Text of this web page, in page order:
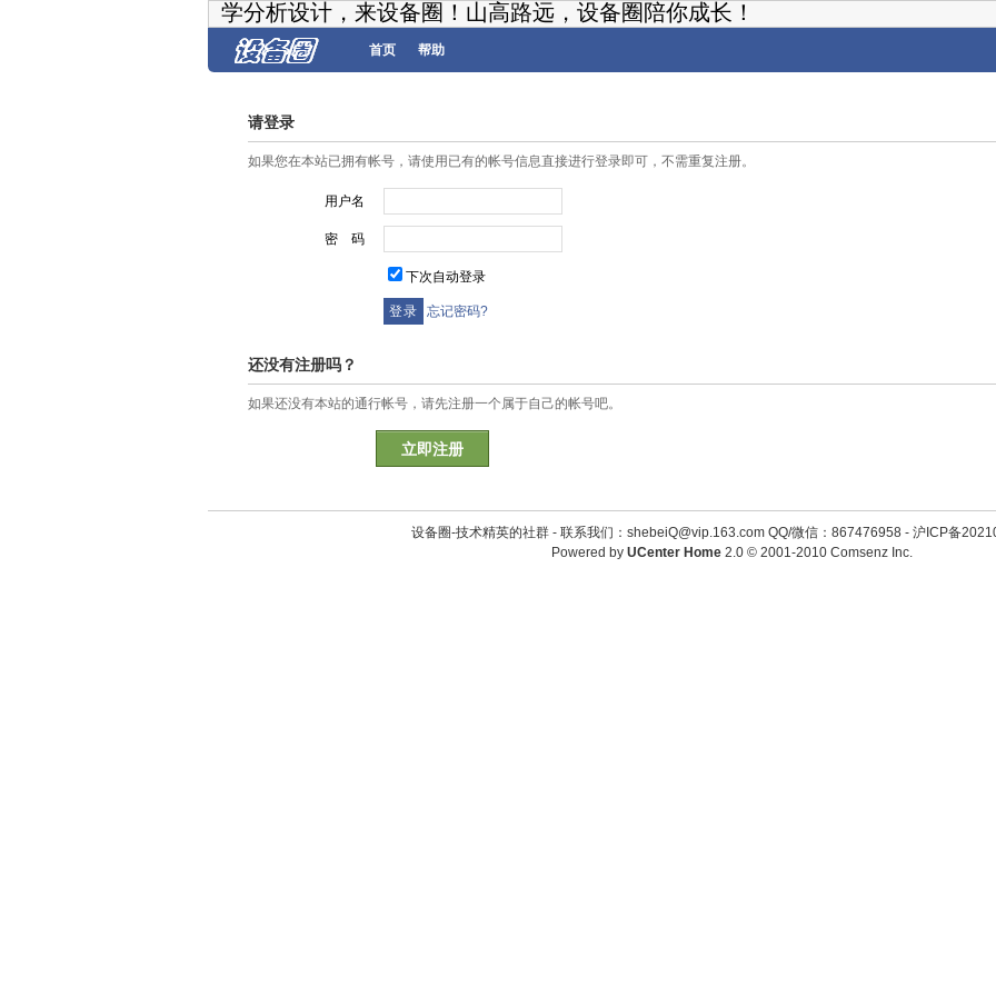
学分析设计，来设备圈！山高路远，设备圈陪你成长！
首页 帮助
请登录
如果您在本站已拥有帐号，请使用已有的帐号信息直接进行登录即可，不需重复注册。
用户名
密 码
下次自动登录
忘记密码?
还没有注册吗？
如果还没有本站的通行帐号，请先注册一个属于自己的帐号吧。
立即注册
设备圈-技术精英的社群 - 联系我们：shebeiQ@vip.163.com QQ/微信：867476958- 沪ICP备
Powered by UCenter Home 2.0© 2001-2010 Comsenz Inc.